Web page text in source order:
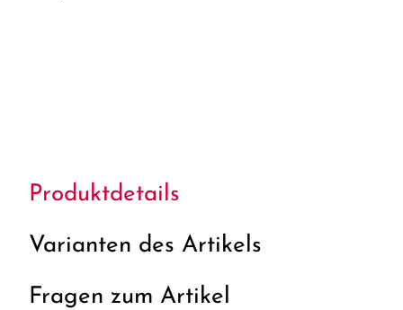
Produktdetails
Varianten des Artikels
Fragen zum Artikel